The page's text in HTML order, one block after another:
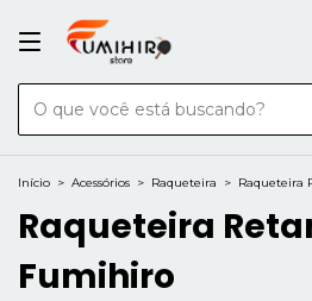
Início > Acessórios > Raqueteira > Raqueteira
Raqueteira
Fumihiro